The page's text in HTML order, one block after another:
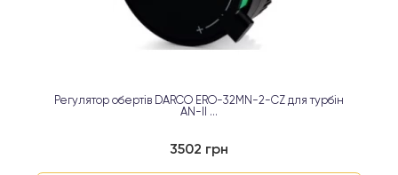
Регулятор обертів DARCO ERO-32MN-2-CZ для турбін
AN-II ...
3502 грн